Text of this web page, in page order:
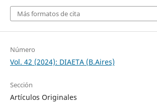
Más formatos de cita
Número
Vol. 42 (2024): DIAETA (B.Aires)
Sección
Artículos Originales